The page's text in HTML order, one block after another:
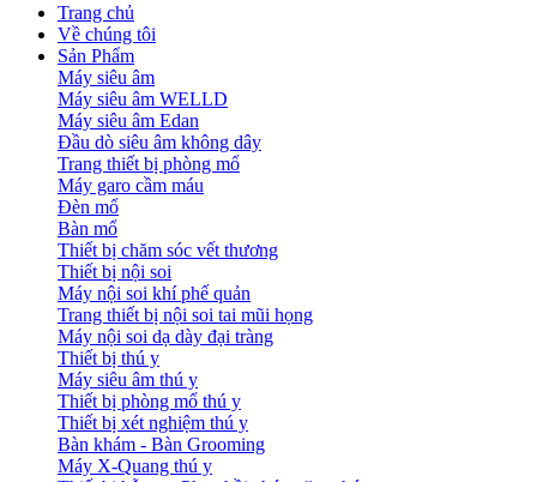
Trang chủ
Về chúng tôi
Sản Phẩm
Máy siêu âm
Máy siêu âm WELLD
Máy siêu âm Edan
Đầu dò siêu âm không dây
Trang thiết bị phòng mổ
Máy garo cầm máu
Đèn mổ
Bàn mổ
Thiết bị chăm sóc vết thương
Thiết bị nội soi
Máy nội soi khí phế quản
Trang thiết bị nội soi tai mũi họng
Máy nội soi dạ dày đại tràng
Thiết bị thú y
Máy siêu âm thú y
Thiết bị phòng mổ thú y
Thiết bị xét nghiệm thú y
Bàn khám - Bàn Grooming
Máy X-Quang thú y